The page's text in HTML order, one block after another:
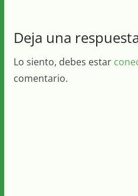
Deja una
Lo siento, debes estar
comentario.